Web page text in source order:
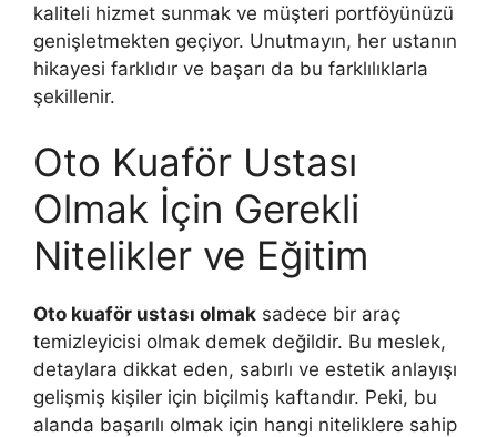
kaliteli hizmet sunmak ve müşteri portföyünüzü
genişletmekten geçiyor. Unutmayın, her ustanın
hikayesi farklıdır ve başarı da bu farklılıklarla
şekillenir.
Oto Kuaför Ustası
Olmak İçin Gerekli
Nitelikler ve Eğitim
Oto kuaför ustası olmak sadece bir araç
temizleyicisi olmak demek değildir. Bu meslek,
detaylara dikkat eden, sabırlı ve estetik anlayışı
gelişmiş kişiler için biçilmiş kaftandır. Peki, bu
alanda başarılı olmak için hangi niteliklere sahip